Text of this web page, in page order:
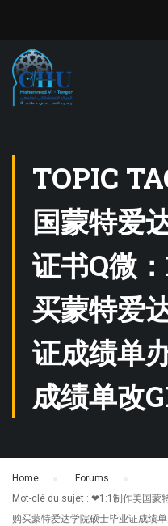
TOPIC
国蒙特爱
证书Q微
买蒙特爱
证成绩单
成绩单改
Home Forums
Mot-clé du sujet : ❤1:1制作美国蒙
购买蒙特爱达学院硕士毕业证成绩